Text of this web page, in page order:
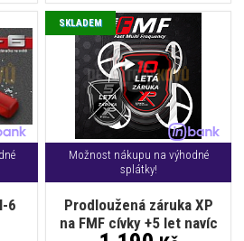
6
Možnost nákupu na výhodné
splátky!
Prodloužená záruka XP
na FMF cívky +5 let navíc
SKLADEM